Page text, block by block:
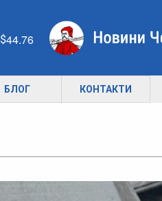
44.76
БЛОГ КОНТАКТИ